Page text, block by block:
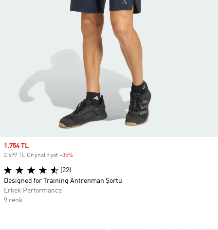
Sale price
1.754 TL
2.699 TL Orijinal fiyat -35%
(22)
Designed for Training Antrenman Şortu
Erkek Performance
9 renk